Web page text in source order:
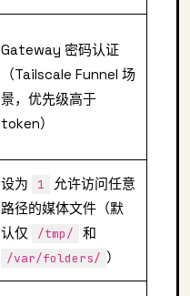
Gateway 密码认证
（Tailscale Funnel 场
景，优先级高于
token）
设为 1
允许访问任意
路径的媒体文件（默
认仅
/tmp/ 和
/var/folders/ ）